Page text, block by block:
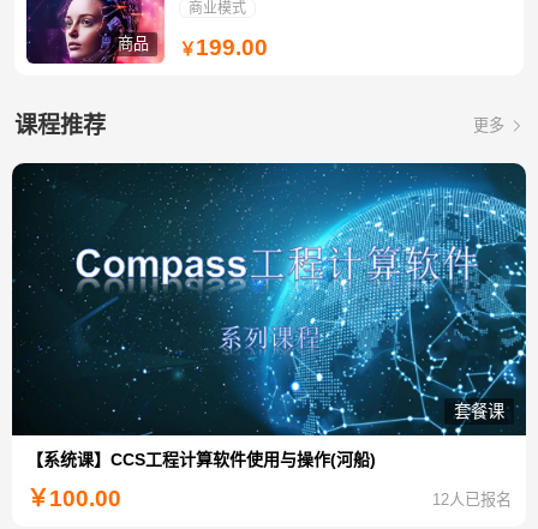
商品
商业模式
￥199.00
课程推荐 更多
套餐课
【系统课】CCS工程计算软件使用与操作(河船)
￥100.00 12人已报名